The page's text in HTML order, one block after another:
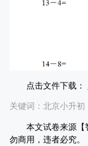
点击文件下载：
关键词： 北京小升初
本文试卷来源【
勿商用，违者必究。